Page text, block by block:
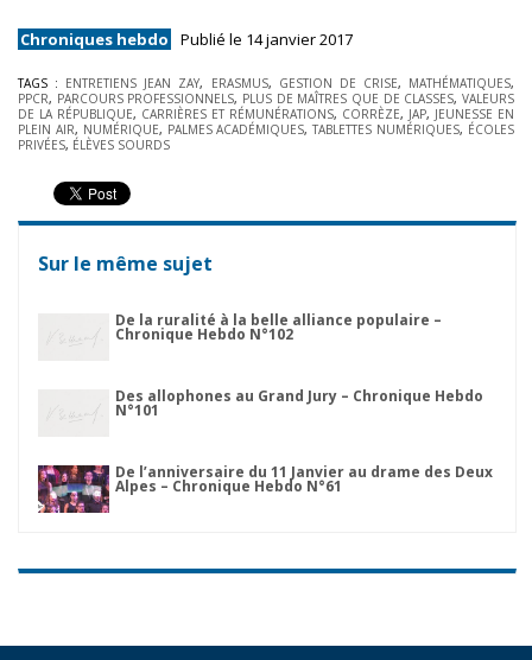
Chroniques hebdo Publié le 14 janvier 2017
TAGS : ENTRETIENS JEAN ZAY, ERASMUS, GESTION DE CRISE, MATHÉMATIQUES,
PPCR, PARCOURS PROFESSIONNELS, PLUS DE MAÎTRES QUE DE CLASSES,VALEURS
DE LA RÉPUBLIQUE, CARRIÈRES ET RÉMUNÉRATIONS, CORRÈZE, JAP, JEUNESSE EN
PLEIN AIR, NUMÉRIQUE, PALMES ACADÉMIQUES,TABLETTES NUMÉRIQUES, ÉCOLES
PRIVÉES, ÉLÈVES SOURDS
Sur le même sujet
De la ruralité à la belle alliance populaire –
Chronique Hebdo N°102
Des allophones au Grand Jury – Chronique Hebdo
N°101
De l’anniversaire du 11 Janvier au drame des Deux
Alpes – Chronique Hebdo N°61